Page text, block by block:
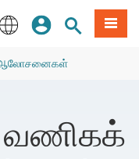
உள்நுழையவும்
தளத் தேடல்
ஆலோசனைகள்
வணிகக்